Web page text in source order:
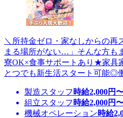
＼所持金ゼロ・家なしからの再
まる場所がない…」そんな方も
寮OK×食事サポートあり★家具
とつでも新生活スタート可能◎
製造スタッフ 時給2,000円
組立スタッフ 時給2,000円
機械オペレーション時給